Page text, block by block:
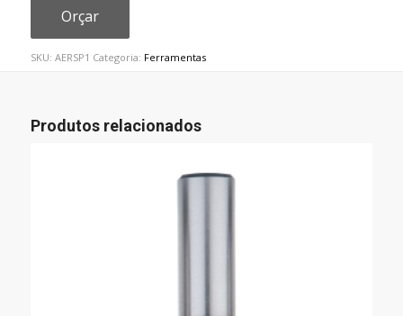
Orçar
SKU: AERSP1 Categoria: Ferramentas
Produtos relacionados